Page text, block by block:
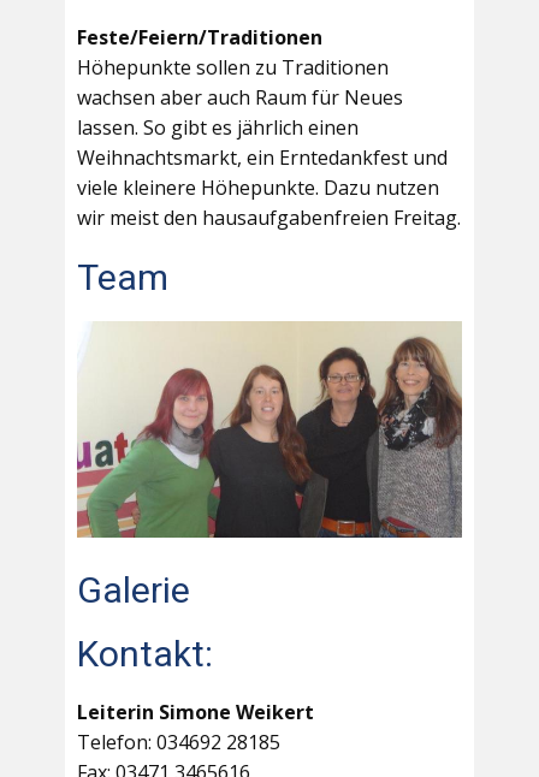
Feste/Feiern/Traditionen
Höhepunkte sollen zu Traditionen
wachsen aber auch Raum für Neues
lassen. So gibt es jährlich einen
Weihnachtsmarkt, ein Erntedankfest und
viele kleinere Höhepunkte. Dazu nutzen
wir meist den hausaufgabenfreien Freitag.
Team
Galerie
Kontakt:
Leiterin Simone Weikert
Telefon: 034692 28185